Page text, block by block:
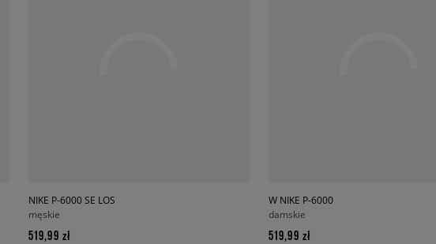
NIKE P-6000 SE LOS
męskie
519,99 zł
W NIKE P-6000
damskie
519,99 zł